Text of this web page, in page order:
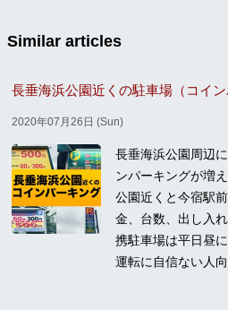
Similar articles
長垂海浜公園近くの駐車場（コイ
2020年07月26日 (Sun)
長垂海浜公園周辺
ンパーキングが増
公園近くと今宿駅
金、台数、出し入
携駐車場は平日昼
運転に自信ない人向